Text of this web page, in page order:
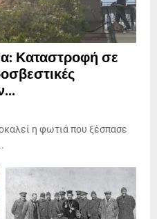
Καταστροφή σε
η φωτιά που ξέσπασε